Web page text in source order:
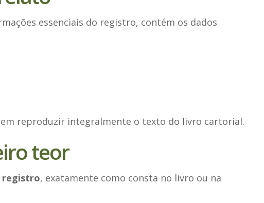
essenciais do registro, contém os dados
reproduzir integralmente o texto do livro cartorial.
teor
registro, exatamente como consta no livro ou na